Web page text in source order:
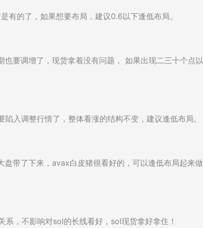
有的了，如果想要布局，建议0.6以下逢低布局。
要调增了，现货拿着没有问题， 如果出现二三十个点以
入调整行情了，整体看涨的结构不变，建议逢低布局。
带了下来，avax白皮猪很看好的，可以逢低布局起来做
，不影响对sol的长线看好，sol现货拿好拿住！